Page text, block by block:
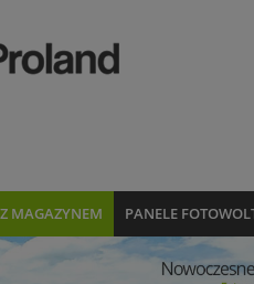
MAGAZYNEM PANELE